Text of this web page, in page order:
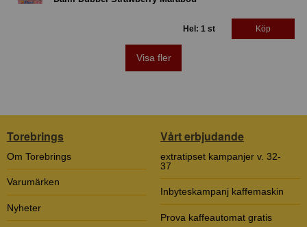
Hel: 1 st Köp
Visa fler
Torebrings
Om Torebrings
Varumärken
Nyheter
Vårt erbjudande
extratipset kampanjer v. 32-
37
Inbyteskampanj kaffemaskin
Prova kaffeautomat gratis